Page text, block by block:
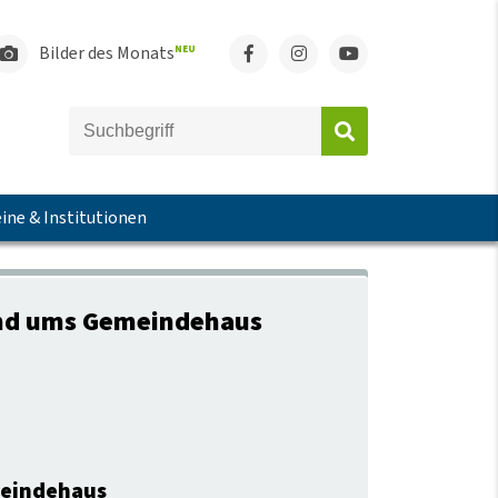
Bilder des MonatsNEU
& Institutionen
ums Gemeindehaus